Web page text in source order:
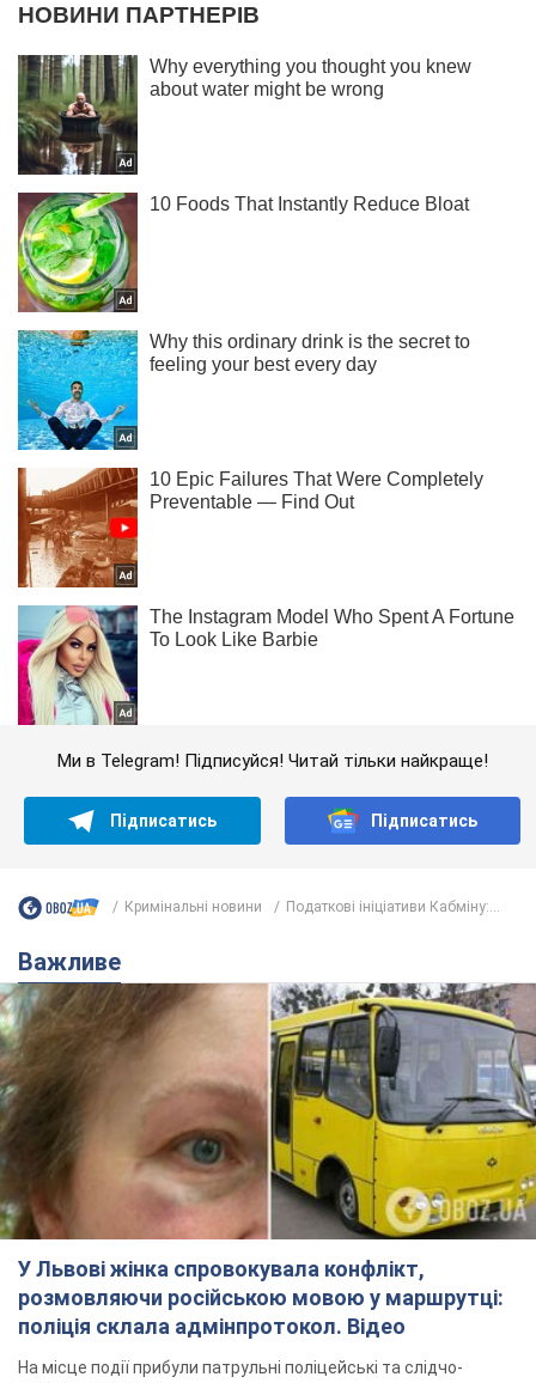
Ми в Telegram! Підписуйся! Читай тільки найкраще!
Підписатись Підписатись
Кримінальні новини Податкові ініціативи Кабміну:...
Важливе
У Львові жінка спровокувала конфлікт,
розмовляючи російською мовою у маршрутці:
поліція склала адмінпротокол. Відео
На місце події прибули патрульні поліцейські та слідчо-